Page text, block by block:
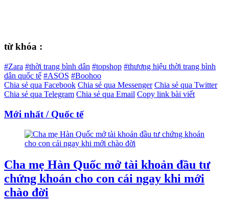
từ khóa :
#Zara #thời trang bình dân #topshop #thương hiệu thời trang bình
dân quốc tế #ASOS #Boohoo
Chia sẻ qua Facebook Chia sẻ qua Messenger Chia sẻ qua Twitter
Chia sẻ qua Telegram Chia sẻ qua Email Copy link bài viết
Mới nhất / Quốc tế
Cha mẹ Hàn Quốc mở tài khoản đầu tư
chứng khoán cho con cái ngay khi mới
chào đời